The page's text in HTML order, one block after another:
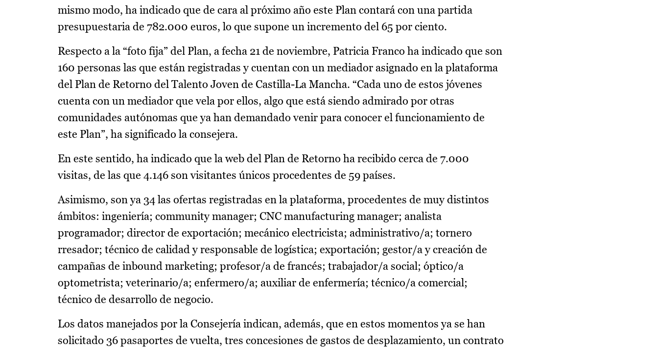
mismo modo, ha indicado que de cara al próximo año este Plan contará con una partida
presupuestaria de 782.000 euros, lo que supone un incremento del 65 por ciento.
Respecto a la “foto fija” del Plan, a fecha 21 de noviembre, Patricia Franco ha indicado que son
160 personas las que están registradas y cuentan con un mediador asignado en la plataforma
del Plan de Retorno del Talento Joven de Castilla-La Mancha. “Cada uno de estos jóvenes
cuenta con un mediador que vela por ellos, algo que está siendo admirado por otras
comunidades autónomas que ya han demandado venir para conocer el funcionamiento de
este Plan”, ha significado la consejera.
En este sentido, ha indicado que la web del Plan de Retorno ha recibido cerca de 7.000
visitas, de las que 4.146 son visitantes únicos procedentes de 59 países.
Asimismo, son ya 34 las ofertas registradas en la plataforma, procedentes de muy distintos
ámbitos: ingeniería; community manager; CNC manufacturing manager; analista
programador; director de exportación; mecánico electricista; administrativo/a; tornero
rresador; técnico de calidad y responsable de logística; exportación; gestor/a y creación de
campañas de inbound marketing; profesor/a de francés; trabajador/a social; óptico/a
optometrista; veterinario/a; enfermero/a; auxiliar de enfermería; técnico/a comercial;
técnico de desarrollo de negocio.
Los datos manejados por la Consejería indican, además, que en estos momentos ya se han
solicitado 36 pasaportes de vuelta, tres concesiones de gastos de desplazamiento, un contrato